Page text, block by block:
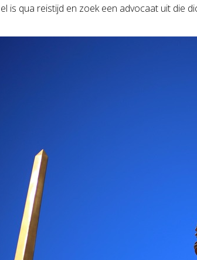
is qua reistijd en zoek een advocaat uit die